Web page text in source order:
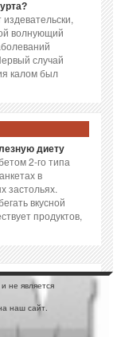
волнующий
случай
калом был
диету
2-го типа
в
застольях.
вкусной
продуктов,
не является
наш сайт.